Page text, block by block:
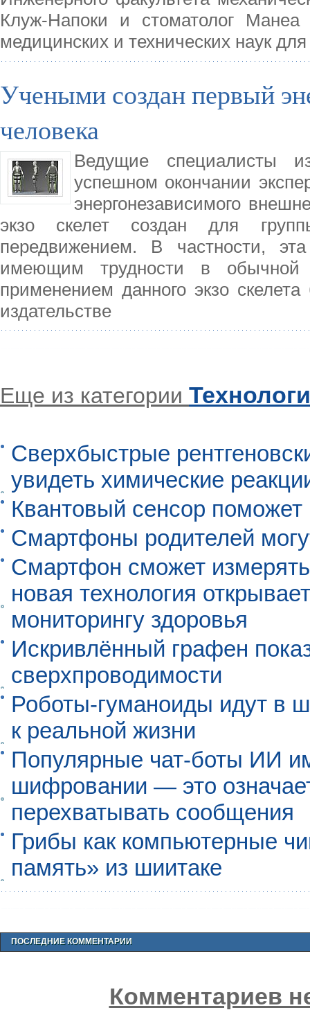
Клуж-Напоки и стоматолог
медицинских и технических наук
Учеными создан первый
человека
Ведущие специалисты
успешном окончании
энергонезависимого
экзо скелет создан для
передвижением. В частности,
имеющим трудности в обычной
применением данного экзо
издательстве
Еще из категории
Сверхбыстрые
увидеть химические
Квантовый сенсор
Смартфоны родителей
Смартфон сможет
новая технология
мониторингу здоровья
Искривлённый графен
сверхпроводимости
Роботы-гуманоиды идут в
к реальной жизни
Популярные чат-боты ИИ
шифровании — это
перехватывать сообщения
Грибы как компьютерные
память» из шиитаке
ПОСЛЕДНИЕ КОММЕНТАРИИ
Комментариев